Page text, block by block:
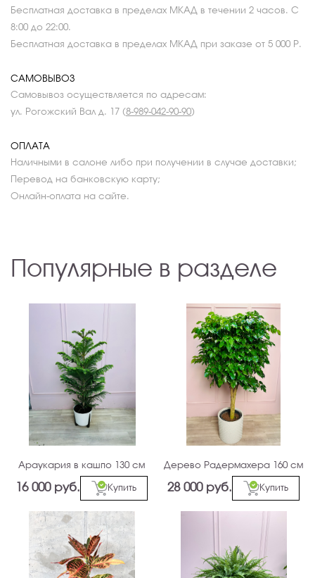
Бесплатная доставка в пределах МКАД в течении 2 часов. С
8:00 до 22:00.
Бесплатная доставка в пределах МКАД при заказе от 5 000 Р.
САМОВЫВОЗ
Самовывоз осуществляется по адресам:
ул. Рогожский Вал д. 17 (8-989-042-90-90)
ОПЛАТА
Наличными в салоне либо при получении в случае доставки;
Перевод на банковскую карту;
Онлайн-оплата на сайте.
Популярные в разделе
Араукария в кашпо 130 см
16 000 руб. Купить
Дерево Радермахера 160 см
28 000 руб. Купить